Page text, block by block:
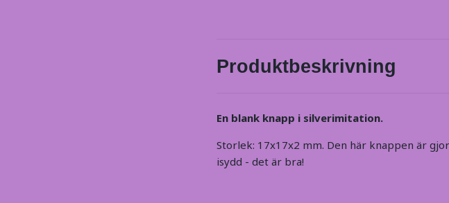
Produktbeskrivning
En blank knapp i silverimitation.
Storlek: 17x17x2 mm. Den här knappen är
isydd - det är bra!